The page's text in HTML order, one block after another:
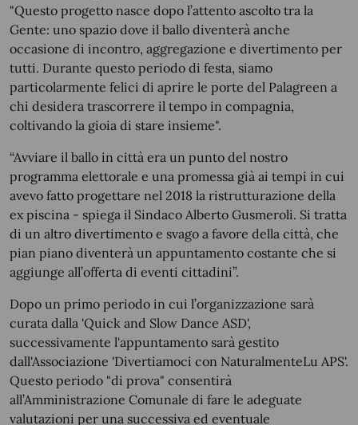
"Questo progetto nasce dopo l’attento ascolto tra la
Gente: uno spazio dove il ballo diventerà anche
occasione di incontro, aggregazione e divertimento per
tutti. Durante questo periodo di festa, siamo
particolarmente felici di aprire le porte del Palagreen a
chi desidera trascorrere il tempo in compagnia,
coltivando la gioia di stare insieme".
“Avviare il ballo in città era un punto del nostro
programma elettorale e una promessa già ai tempi in cui
avevo fatto progettare nel 2018 la ristrutturazione della
ex piscina - spiega il Sindaco Alberto Gusmeroli. Si tratta
di un altro divertimento e svago a favore della città, che
pian piano diventerà un appuntamento costante che si
aggiunge all’offerta di eventi cittadini”.
Dopo un primo periodo in cui l’organizzazione sarà
curata dalla 'Quick and Slow Dance ASD',
successivamente l'appuntamento sarà gestito
dall'Associazione 'Divertiamoci con NaturalmenteLu APS'.
Questo periodo "di prova" consentirà
all’Amministrazione Comunale di fare le adeguate
valutazioni per una successiva ed eventuale